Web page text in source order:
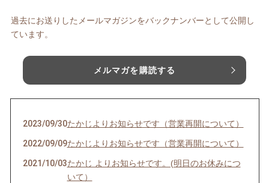
過去にお送りしたメールマガジンをバックナンバーとして公開し
ています。
メルマガを購読する
2023/09/30たかじよりお知らせです（営業再開について）
2022/09/09たかじよりお知らせです（営業再開について）
2021/10/03たかじ よりお知らせです。(明日のお休みにつ
いて）